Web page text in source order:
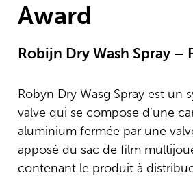
Award
Robijn Dry Wash Spray –
Robyn Dry Wasg Spray est un
valve qui se compose d’une
aluminium fermée par une
apposé du sac de film
contenant le produit à